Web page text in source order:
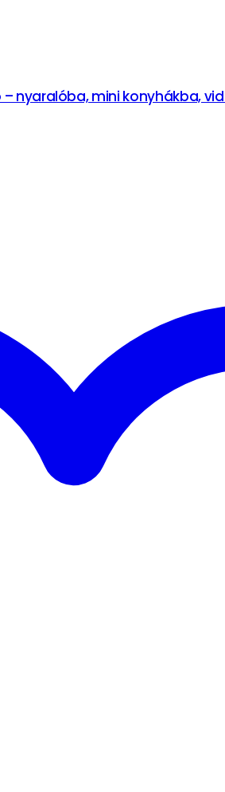
nyaralóba, mini konyhákba,